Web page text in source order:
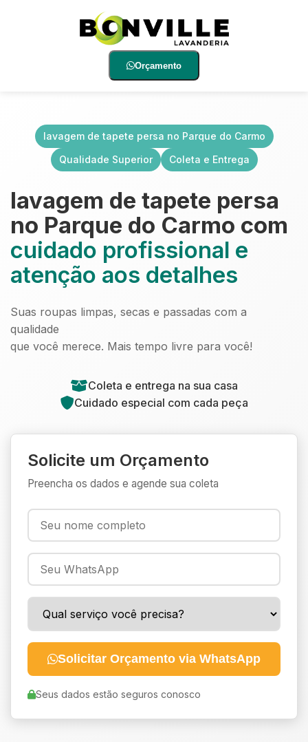
Orçamento
lavagem de tapete persa no Parque do Carmo
Qualidade Superior
Coleta e Entrega
lavagem de tapete persa
no Parque do Carmo com
cuidado profissional e
atenção aos detalhes
Suas roupas limpas, secas e passadas com a
qualidade
que você merece. Mais tempo livre para você!
Coleta e entrega na sua casa
Cuidado especial com cada peça
Solicite um Orçamento
Preencha os dados e agende sua coleta
Solicitar Orçamento via WhatsApp
Seus dados estão seguros conosco